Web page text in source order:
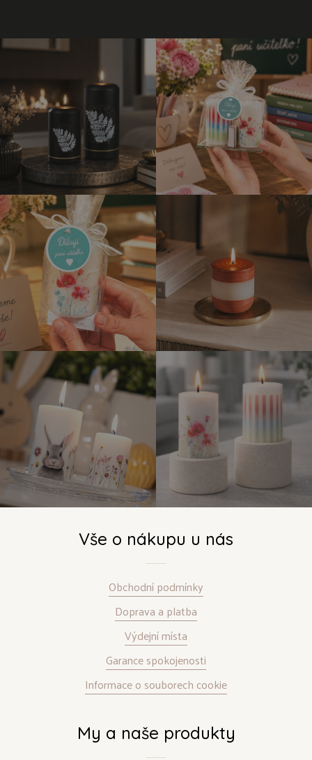
Vše o nákupu u nás
Obchodní podmínky
Doprava a platba
Výdejní místa
Garance spokojenosti
Informace o souborech cookie
My a naše produkty